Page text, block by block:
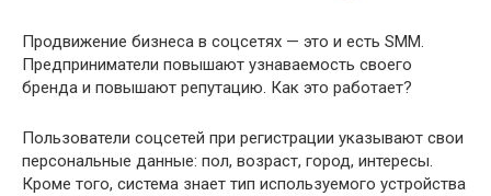
Продвижение бизнеса в соцсетях — это и есть SMM.
Предприниматели повышают узнаваемость своего
бренда и повышают репутацию. Как это работает?
Пользователи соцсетей при регистрации указывают свои
персональные данные: пол, возраст, город, интересы.
Кроме того, система знает тип используемого устройства